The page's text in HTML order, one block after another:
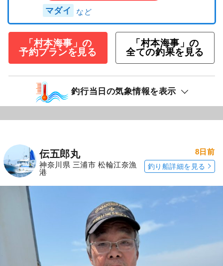
マダイ
「村本海事」の
予約プランを見る
「村本海事」の
全ての釣果を見る
釣行当日の気象情報を表示
伝五郎丸
神奈川県 三浦市 松輪江奈漁
港
8日前
釣り船詳細を見る